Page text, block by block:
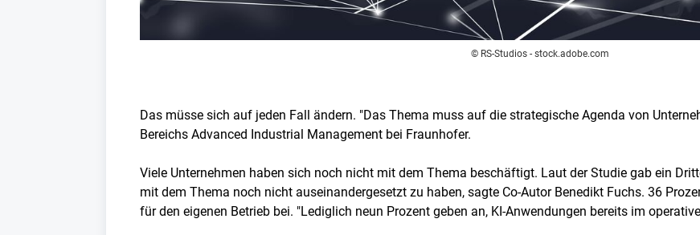
© RS-Studios - stock.adobe.com
Das müsse sich auf jeden Fall ändern. "Das Thema muss auf die strategische Agenda von
Bereichs Advanced Industrial Management bei Fraunhofer.
Viele Unternehmen haben sich noch nicht mit dem Thema beschäftigt. Laut der Studie gab ein
mit dem Thema noch nicht auseinandergesetzt zu haben, sagte Co-Autor Benedikt Fuchs. 36
für den eigenen Betrieb bei. "Lediglich neun Prozent geben an, KI-Anwendungen bereits im